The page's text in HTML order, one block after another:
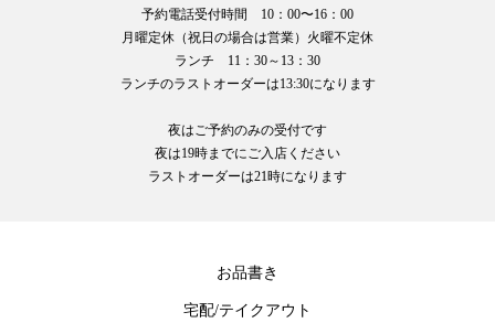
予約電話受付時間 10：00〜16：00
月曜定休（祝日の場合は営業）火曜不定休
ランチ 11：30～13：30
ランチのラストオーダーは13:30になります
夜はご予約のみの受付です
夜は19時までにご入店ください
ラストオーダーは21時になります
お品書き
宅配/テイクアウト